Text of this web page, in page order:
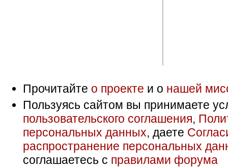
Прочитайте о проекте и о нашей
Пользуясь сайтом вы принимаете
пользовательского соглашения,
персональных данных, даете
распространение персональных
соглашаетесь с правилами форума